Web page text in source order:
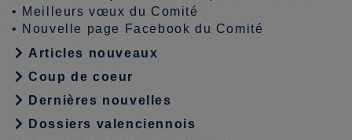
• Meilleurs vœux du Comité
• Nouvelle page Facebook du Comité
Articles nouveaux
Coup de coeur
Dernières nouvelles
Dossiers valenciennois